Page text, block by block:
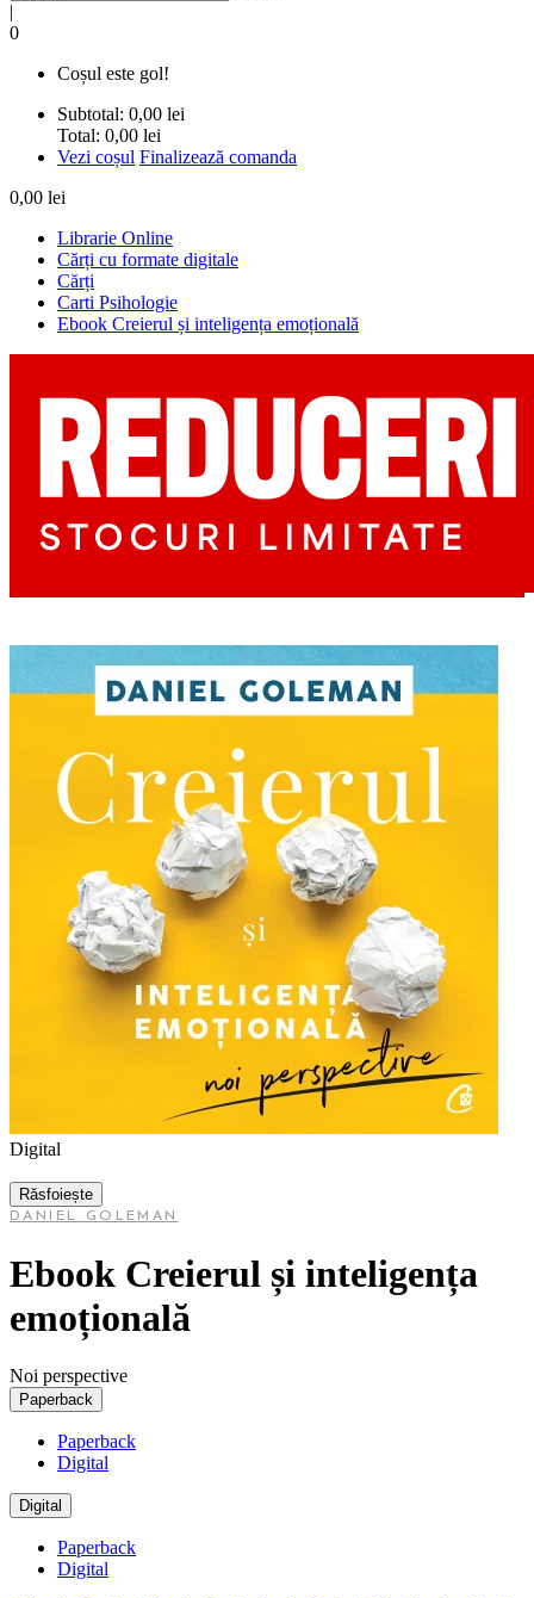
|
0
Coșul este gol!
Subtotal: 0,00 lei
Total: 0,00 lei
Vezi coșul Finalizează comanda
0,00 lei
Librarie Online
Cărți cu formate digitale
Cărți
Carti Psihologie
Ebook Creierul și inteligența emoțională
Digital
Răsfoiește
DANIEL GOLEMAN
Ebook Creierul și inteligența
emoțională
Noi perspective
Paperback
Paperback
Digital
Digital
Paperback
Digital